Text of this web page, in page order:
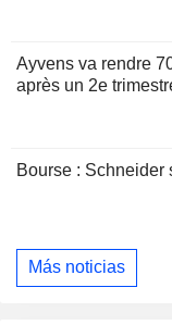
Ayvens va rendre
après un 2e
Bourse : Schneider
Más noticias